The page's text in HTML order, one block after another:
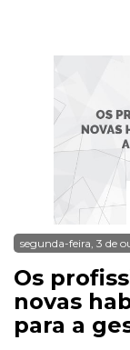
segunda-feira, 3 de
Os
novas
para a